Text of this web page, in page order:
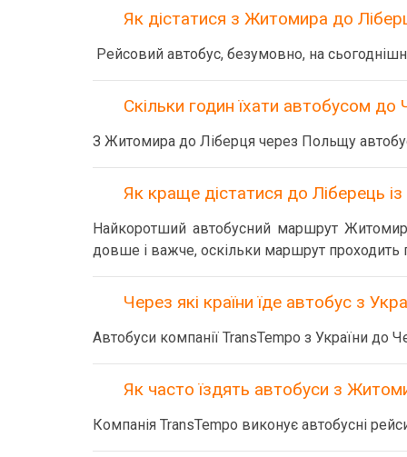
Як дістатися з Житомира до
Рейсовий автобус, безумовно, на
Скільки годин їхати автобусом до
З Житомира до Ліберця через Польщу
Як краще дістатися до Ліберець
Найкоротший автобусний маршрут
довше і важче, оскільки маршрут проходить
Через які країни їде автобус з
Автобуси компанії TransTempo з України до
Як часто їздять автобуси з
Компанія TransTempo виконує автобусні